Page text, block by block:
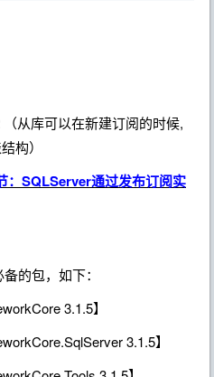
从库可以在新建订阅的时候,
构）
：SQLServer通过发布订阅实
的包，如下：
3.1.5】
3.1.5】